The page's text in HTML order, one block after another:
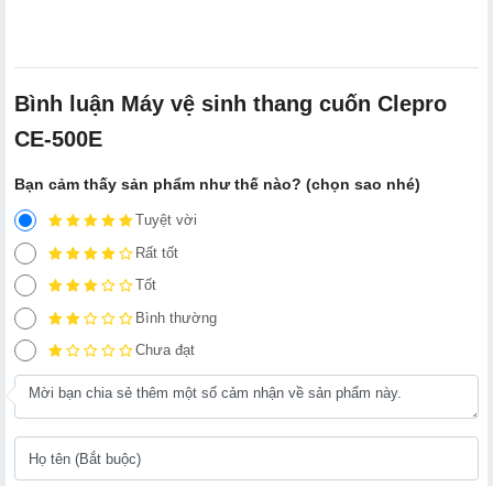
Bình luận Máy vệ sinh thang cuốn Clepro
CE-500E
Bạn cảm thấy sản phẩm như thế nào? (chọn sao nhé)
Tuyệt vời
Rất tốt
Tốt
Bình thường
Chưa đạt